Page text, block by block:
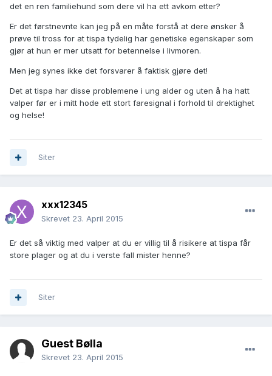
det en ren familiehund som dere vil ha ett avkom etter?
Er det førstnevnte kan jeg på en måte forstå at dere ønsker å
prøve til tross for at tispa tydelig har genetiske egenskaper som
gjør at hun er mer utsatt for betennelse i livmoren.
Men jeg synes ikke det forsvarer å faktisk gjøre det!
Det at tispa har disse problemene i ung alder og uten å ha hatt
valper før er i mitt hode ett stort faresignal i forhold til drektighet
og helse!
Siter
xxx12345
Skrevet 23. April 2015
Er det så viktig med valper at du er villig til å risikere at tispa får
store plager og at du i verste fall mister henne?
Siter
Guest Bølla
Skrevet 23. April 2015